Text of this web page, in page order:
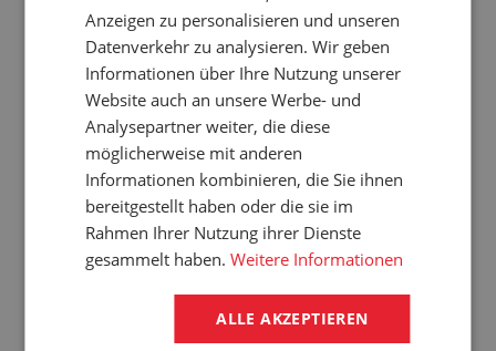
Unsere Spezialisten helfen Ihnen
gerne bei der Anfrage
Manchmal kann die Anfrage eine Herausforderung
sein. Sind Sie sich nicht sicher, welche Parameter Sie
benötigen? Müssen Sie sich Sicherheit über das
ausgewählte Material oder die Produktverwendung
verschaffen? Unsere Spezialisten aus GUMEX sind für
Sie da und helfen Ihnen gerne weiter. Sie trauen sich
Anzeigen zu personalisieren und unseren
Datenverkehr zu analysieren. Wir geben
Informationen über Ihre Nutzung unserer
Website auch an unsere Werbe- und
Analysepartner weiter, die diese
möglicherweise mit anderen
Informationen kombinieren, die Sie ihnen
bereitgestellt haben oder die sie im
Rahmen Ihrer Nutzung ihrer Dienste
gesammelt haben.Weitere Informationen
ALLE AKZEPTIEREN